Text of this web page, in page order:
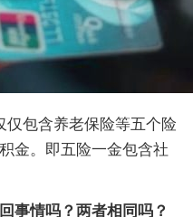
仅包含养老保险等五个险
金。即五险一金包含社
事情吗？两者相同吗？